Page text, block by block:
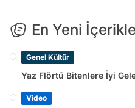
En Yeni
Genel Kültür
Yaz Flörtü Bitenlere İyi
Video